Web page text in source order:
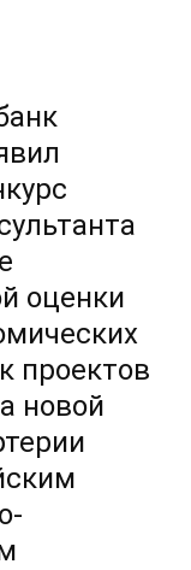
оценки
проектов
новой